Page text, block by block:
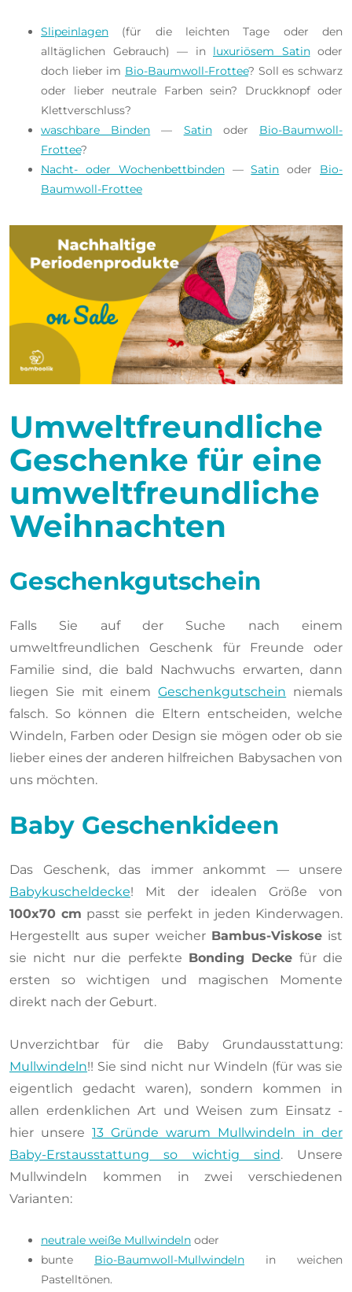
Slipeinlagen (für die leichten Tage oder den
alltäglichen Gebrauch) — in luxuriösem Satinoder
doch lieber im Bio-Baumwoll-Frottee? Soll es schwarz
oder lieber neutrale Farben sein? Druckknopf oder
Klettverschluss?
waschbare Binden — Satinoder Bio-Baumwoll-
Frottee?
Nacht- oder Wochenbettbinden—Satin oder Bio-
Baumwoll-Frottee
Umweltfreundliche
Geschenke für eine
umweltfreundliche
Weihnachten
Geschenkgutschein
Falls Sie auf der Suche nach einem
umweltfreundlichen Geschenk für Freunde oder
Familie sind, die bald Nachwuchs erwarten, dann
liegen Sie mit einemGeschenkgutschein niemals
falsch. So können die Eltern entscheiden, welche
Windeln, Farben oder Design sie mögen oder ob sie
lieber eines der anderen hilfreichen Babysachen von
uns möchten.
Baby Geschenkideen
Das Geschenk, das immer ankommt — unsere
Babykuscheldecke! Mit der idealen Größe von
100x70 cm passt sie perfekt in jeden Kinderwagen.
Hergestellt aus super weicher Bambus-Viskoseist
sie nicht nur die perfekte Bonding Decke für die
ersten so wichtigen und magischen Momente
direkt nach der Geburt.
Unverzichtbar für die Baby Grundausstattung:
Mullwindeln!! Sie sind nicht nur Windeln (für was sie
eigentlich gedacht waren), sondern kommen in
allen erdenklichen Art und Weisen zum Einsatz -
hier unsere 13 Gründe warum Mullwindeln in der
Baby-Erstausstattung so wichtig sind. Unsere
Mullwindeln kommen in zwei verschiedenen
Varianten:
neutrale weiße Mullwindeln oder
bunte Bio-Baumwoll-Mullwindeln in weichen
Pastelltönen.